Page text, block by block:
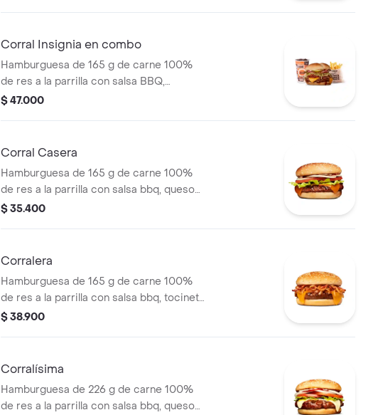
medianas (Corral o cascos) + bebida PET
Corral Insignia en combo
Hamburguesa de 165 g de carne 100%
de res a la parrilla con salsa BBQ,
tocineta, queso americano, pepinillos,
papas Corral medianas + bebida PET
$ 47.000
Corral Casera
Hamburguesa de 165 g de carne 100%
de res a la parrilla con salsa bbq, queso
americano, cebolla en rodajas, tomate en
$ 35.400
Corralera
Hamburguesa de 165 g de carne 100%
de res a la parrilla con salsa bbq, tocineta,
una tajada de queso tipo americano,
$ 38.900
Corralísima
Hamburguesa de 226 g de carne 100%
de res a la parrilla con salsa bbq, queso